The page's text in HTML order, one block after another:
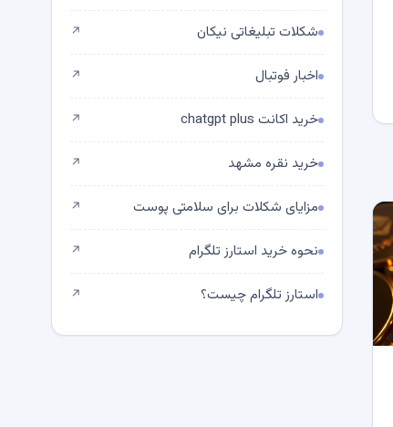
شکلات تبلیغاتی نیکان ↗
اخبار فوتبال ↗
خرید اکانت chatgpt plus ↗
خرید نقره مشهد ↗
مزایای شکلات برای سلامتی پوست ↗
نحوه خرید استارز تلگرام ↗
استارز تلگرام چیست؟ ↗